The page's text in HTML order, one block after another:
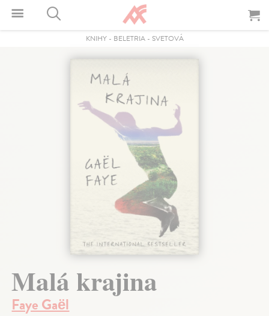
KNIHY- BELETRIA- SVETOVÁ
Malá krajina
Faye Gaël